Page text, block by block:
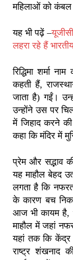
महिलाओं को कंबल
यह भी पढ़ें –
लहरा रहे हैं
रिद्धिमा शर्मा
कहती हैं,
जाता है) गईं।
उन्होंने उस पर
में जिहाद करने
कहा कि मंदिर में
प्रेम और सद्भाव
यह माहौल बेहद
लगता है कि
के कारण बच
आज भी कायम है,
माहौल में जहां
यहां तक ​​कि केंद्र
राष्ट्र शंखनाद